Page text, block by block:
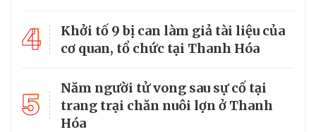
4
Khởi tố 9 bị can làm giả tài liệu của
cơ quan, tổ chức tại Thanh Hóa
5
Năm người tử vong sau sự cố tại
trang trại chăn nuôi lợn ở Thanh
Hóa